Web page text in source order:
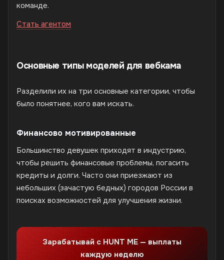
команде.
Стать агентом
Основные типы моделей для вебкама
Разделили их на три основные категории, чтобы
было понятнее, кого вам искать.
Финансово мотивированные
Большинство девушек приходят в индустрию,
чтобы решить финансовые проблемы, погасить
кредиты и долги. Часто они приезжают из
небольших (зачастую бедных) городов России в
поисках возможностей для улучшения жизни.
Зарабатывай с HUNT ME — выплаты
каждую неделю